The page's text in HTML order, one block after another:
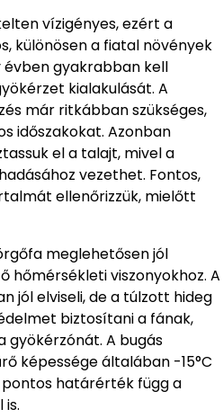
vízigényes, ezért a
különösen a fiatal növények
évben gyakrabban kell
kialakulását. A
már ritkábban szükséges,
időszakokat. Azonban
el a talajt, mivel a
vezethet. Fontos,
ellenőrizzük, mielőtt
meglehetősen jól
hőmérsékleti viszonyokhoz. A
jól elviseli, de a túlzott hideg
biztosítani a fának,
gyökérzónát. A bugás
képessége általában -15°C
határérték függ a